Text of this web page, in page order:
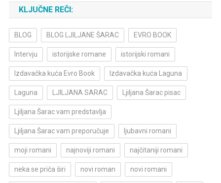
KLJUČNE REČI:
BLOG BLOG LJILJANE ŠARAC EVRO BOOK
Intervju istorijske romane istorijski romani
Izdavačka kuća Evro Book Izdavačka kuća Laguna
Laguna LJILJANA SARAC Ljiljana Šarac pisac
Ljiljana Šarac vam predstavlja
Ljiljana Šarac vam preporučuje ljubavni romani
moji romani najnoviji romani najčitaniji romani
neka se priča širi novi roman novi romani